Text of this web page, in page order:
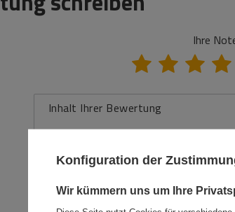
Ihre
Inhalt Ihrer Bewertung
Ihr Produktfoto
Konfiguration der
Wir kümmern uns um Ihre